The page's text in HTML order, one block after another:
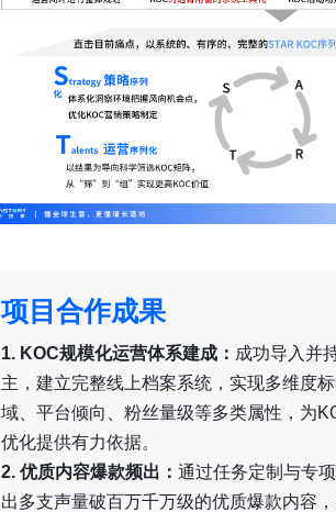
项目合作成果
1. KOC规模化运营体系建成： 成功导入并
主，建立完整线上档案系统，实现多维度
域、平台倾向、粉丝量级等多类属性，为
优化提供有力依据。
2. 优质内容爆款频出： 通过任务定制与专
出多支声量破百万千万级的优质爆款内容